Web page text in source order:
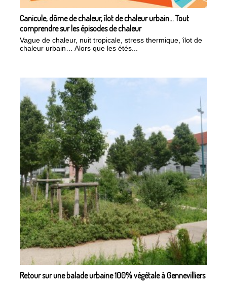
Canicule, dôme de chaleur, îlot de chaleur urbain... Tout
comprendre sur les épisodes de chaleur
Vague de chaleur, nuit tropicale, stress thermique, îlot de
chaleur urbain… Alors que les étés...
Retour sur une balade urbaine 100% végétale à Gennevilliers